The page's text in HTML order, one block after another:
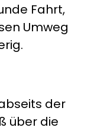
Fahrt,
Umweg
der
über die